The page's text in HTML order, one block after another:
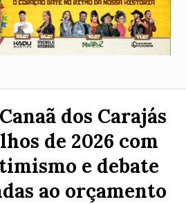
dos Carajás
de 2026 com
e debate
ao orçamento